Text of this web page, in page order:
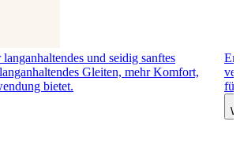
und seidig sanftes
Gleiten, mehr Komfort,
bietet.
für